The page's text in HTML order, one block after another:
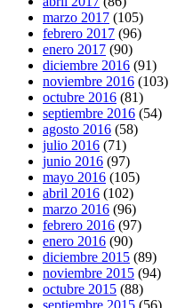
marzo 2017 (105)
febrero 2017 (96)
enero 2017 (90)
diciembre 2016 (91)
noviembre 2016 (103)
octubre 2016 (81)
septiembre 2016 (54)
agosto 2016 (58)
julio 2016 (71)
junio 2016 (97)
mayo 2016 (105)
abril 2016 (102)
marzo 2016 (96)
febrero 2016 (97)
enero 2016 (90)
diciembre 2015 (89)
noviembre 2015 (94)
octubre 2015 (88)
septiembre 2015 (56)